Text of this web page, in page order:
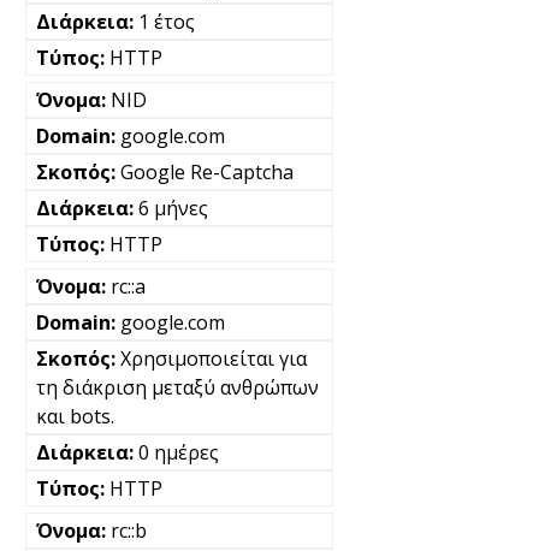
1 έτος
HTTP
NID
google.com
Google Re-Captcha
6 μήνες
HTTP
rc::a
google.com
Χρησιμοποιείται για
τη διάκριση μεταξύ ανθρώπων
και bots.
0 ημέρες
HTTP
rc::b